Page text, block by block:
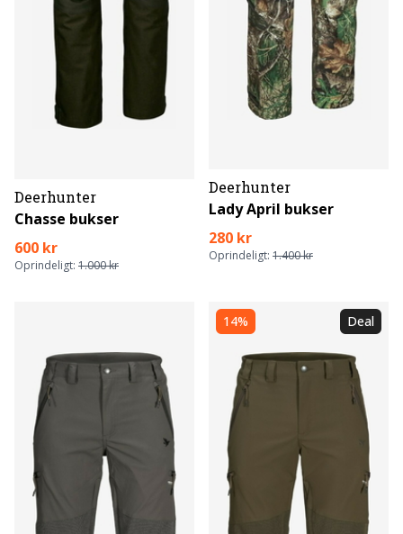
Deerhunter
Chasse bukser
600 kr
Oprindeligt: 1.000 kr
Deerhunter
Lady April bukser
280 kr
Oprindeligt: 1.400 kr
14% Deal